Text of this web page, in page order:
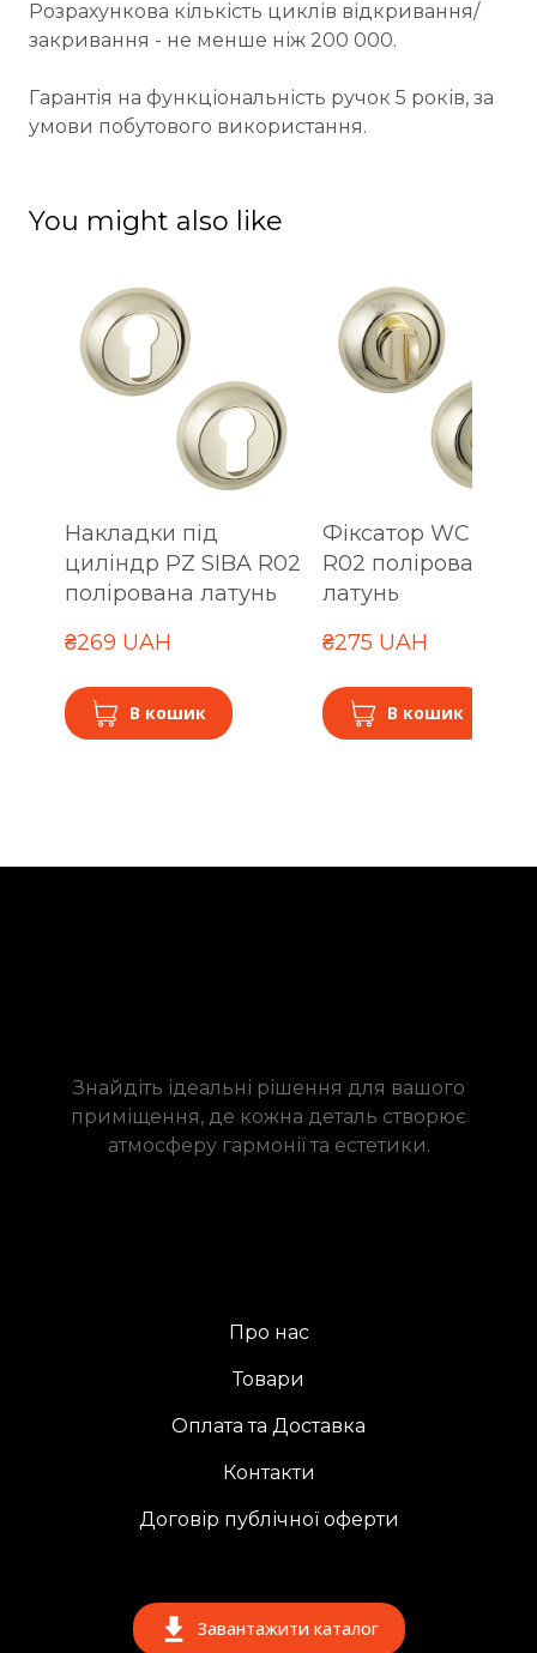
Розрахункова кількість циклів відкривання/
закривання - не менше ніж 200 000.
Гарантія на функціональність ручок 5 років, за
умови побутового використання.
You might also like
Накладки під
циліндр PZ SIBA R02
полірована латунь
₴269 UAH
В кошик
Фіксатор WC SIBA
R02 полірована
латунь
₴275 UAH
В кошик
Знайдіть ідеальні рішення для вашого
приміщення, де кожна деталь створює
атмосферу гармонії та естетики.
Про нас
Товари
Оплата та Доставка
Контакти
Договір публічної оферти
Завантажити каталог